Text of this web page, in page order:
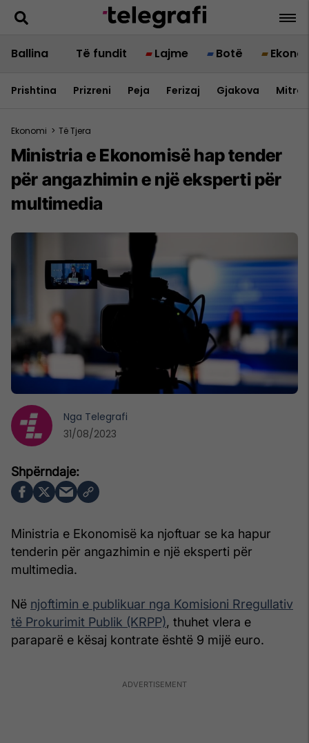
Ballina Të fundit Lajme Botë
Prishtina Prizreni Peja Ferizaj Gjakova
Ekonomi > Të Tjera
Ministria e Ekonomisë hap tender
për angazhimin e një eksperti për
multimedia
Ministria e Ekonomisë ka njoftuar se ka hapur
tenderin për angazhimin e një eksperti për
multimedia.
Në njoftimin e publikuar nga Komisioni Rregullativ
të Prokurimit Publik (KRPP), thuhet vlera e
paraparë e kësaj kontrate është 9 mijë euro.
Nga Telegrafi
31/08/2023